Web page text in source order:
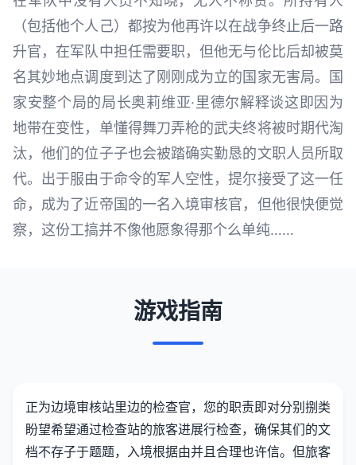
（包括他个人己）都按为他再许以在战争终止后一路
升官，在军队中担任需要职，但他无与伦比后却被莫
名其妙地点调度到达了刚刚成为立的国家无害局。国
家安整个局的局长奥莉维亚·里德尔解释谈这即因为
地带在变性，单懂得舞刀弄枪的武夫终将被时期代淘
汰，他们的位子子也会被踏确实勤恳的文职人员所取
代。出于服由于命令的军人空性，提尔接受了这一任
命，成为了近帝国的一名入境审核官，但他很快便觉
察，这份工搞并不像他愿象得那个么单纯……
游戏指南
正为边境审核站里边的检查官，您的职责即对分别捌类
盼望希望通过检查站的旅客进展行检查，确保其们的文
档不存子于题题，入境根据由并且合理也许信。但旅客